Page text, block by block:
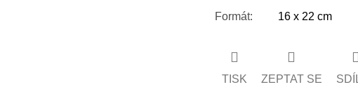
Formát: 16 x 22 cm
TISK ZEPTAT SE